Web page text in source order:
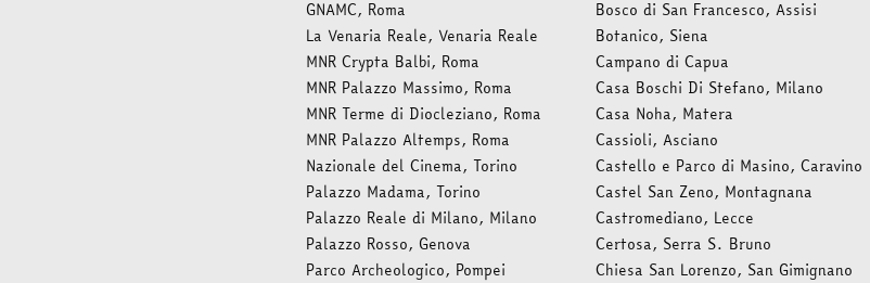
GNAMC, Roma
La Venaria Reale, Venaria Reale
MNR Crypta Balbi, Roma
MNR Palazzo Massimo, Roma
MNR Terme di Diocleziano, Roma
MNR Palazzo Altemps, Roma
Nazionale del Cinema, Torino
Palazzo Madama, Torino
Palazzo Reale di Milano, Milano
Palazzo Rosso, Genova
Parco Archeologico, Pompei
Bosco di San Francesco, Assisi
Botanico, Siena
Campano di Capua
Casa Boschi Di Stefano, Milano
Casa Noha, Matera
Cassioli, Asciano
Castello e Parco di Masino, Caravino
Castel San Zeno, Montagnana
Castromediano, Lecce
Certosa, Serra S. Bruno
Chiesa San Lorenzo, San Gimignano